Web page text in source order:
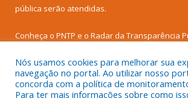
pública serão atendidas.
Conheça o PNTP e o Radar da Transparência
Nós usamos cookies para melhorar sua
navegação no portal. Ao utilizar nosso
concorda com a política de
Para ter mais informações sobre como